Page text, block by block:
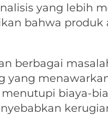
yang lebih
bahwa produk
berbagai
biaya-